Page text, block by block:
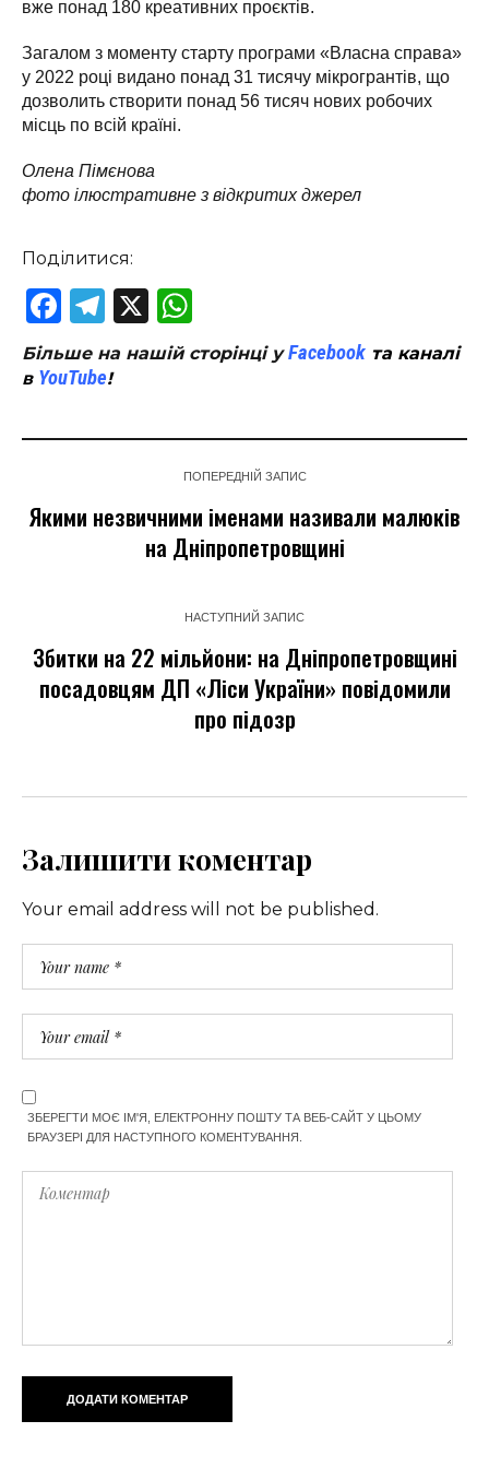
вже понад 180 креативних проєктів.
Загалом з моменту старту програми «Власна справа»
у 2022 році видано понад 31 тисячу мікрогрантів, що
дозволить створити понад 56 тисяч нових робочих
місць по всій країні.
Олена Пімєнова
фото ілюстративне з відкритих джерел
Поділитися:
Facebook
Telegram
X
Більше на нашій сторінці уFacebook та каналі
в YouTube!
ПОПЕРЕДНІЙ ЗАПИС
Якими незвичними іменами називали малюків
на Дніпропетровщині
НАСТУПНИЙ ЗАПИС
Збитки на 22 мільйони: на Дніпропетровщині
посадовцям ДП «Ліси України» повідомили
про підозр
Залишити коментар
Your email address will not be published.
ЗБЕРЕГТИ МОЄ ІМ'Я, ЕЛЕКТРОННУ ПОШТУ ТА ВЕБ-САЙТ У ЦЬОМУ
БРАУЗЕРІ ДЛЯ НАСТУПНОГО КОМЕНТУВАННЯ.